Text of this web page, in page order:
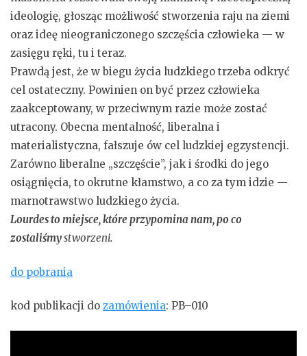
ideologię, głosząc możliwość stworzenia raju na ziemi
oraz ideę nieograniczonego szczęścia człowieka — w
zasięgu ręki, tu i teraz.
Prawdą jest, że w biegu życia ludzkiego trzeba odkryć
cel ostateczny. Powinien on być przez człowieka
zaakceptowany, w przeciwnym razie może zostać
utracony. Obecna mentalność, liberalna i
materialistyczna, fałszuje ów cel ludzkiej egzystencji.
Zarówno liberalne „szczęście”, jak i środki do jego
osiągnięcia, to okrutne kłamstwo, a co za tym idzie —
marnotrawstwo ludzkiego życia.
Lourdes to miejsce, które przypomina nam, po co
zostaliśmystworzeni.
do pobrania
kod publikacji do zamówienia: PB–010